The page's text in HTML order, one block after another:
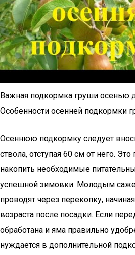
Важная подкормка груши осенью
Особенности осенней подкормки
Осеннюю подкормку следует
ствола, отступая 60 см от него.
накопить необходимые
успешной зимовки. Молодым
проводят через перекопку,
возраста после посадки. Если
обработана и яма правильно
нуждается в дополнительной